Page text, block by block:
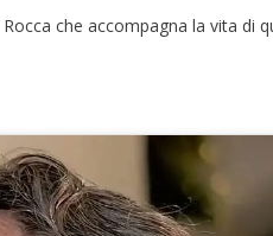
che accompagna la vita di